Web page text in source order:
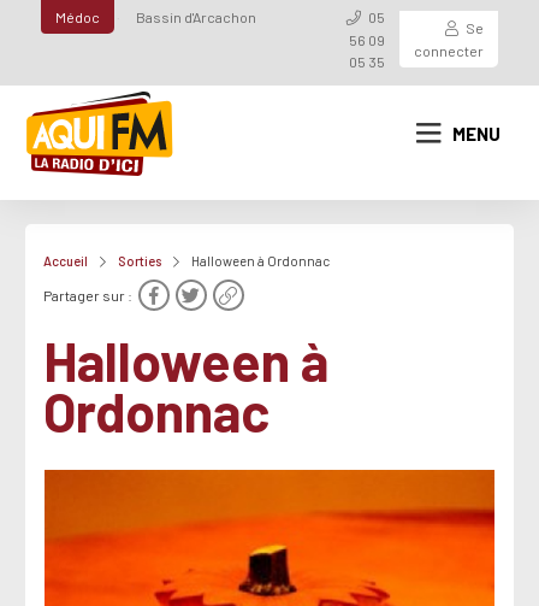
Médoc Bassin d'Arcachon
05
56 09
05 35
Se
connecter
MENU
Accueil Sorties Halloween à Ordonnac
Partager sur :
Halloween à
Ordonnac